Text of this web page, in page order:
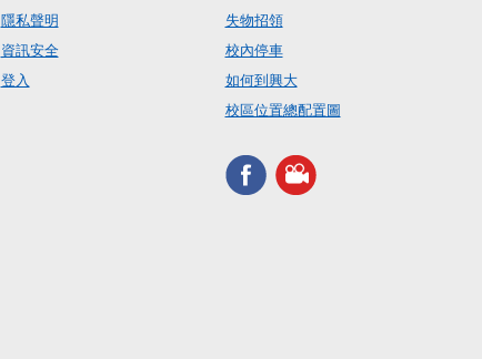
隱私聲明
資訊安全
登入
失物招領
校內停車
如何到興大
校區位置總配置圖